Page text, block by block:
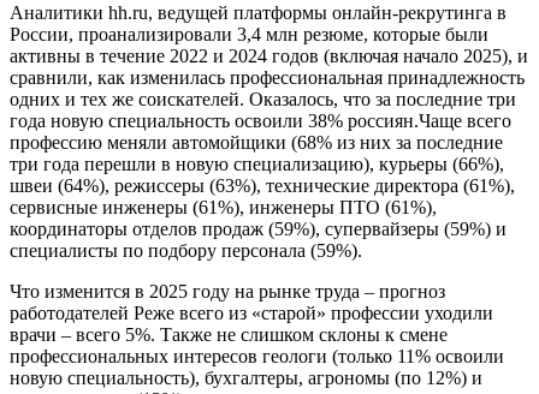
Аналитики hh.ru, ведущей платформы онлайн-рекрутинга в
России, проанализировали 3,4 млн резюме, которые были
активны в течение 2022 и 2024 годов (включая начало 2025), и
сравнили, как изменилась профессиональная принадлежность
одних и тех же соискателей. Оказалось, что за последние три
года новую специальность освоили 38% россиян.Чаще всего
профессию меняли автомойщики (68% из них за последние
три года перешли в новую специализацию), курьеры (66%),
швеи (64%), режиссеры (63%), технические директора (61%),
сервисные инженеры (61%), инженеры ПТО (61%),
координаторы отделов продаж (59%), супервайзеры (59%) и
специалисты по подбору персонала (59%).
Что изменится в 2025 году на рынке труда – прогноз
работодателей Реже всего из «старой» профессии уходили
врачи – всего 5%. Также не слишком склоны к смене
профессиональных интересов геологи (только 11% освоили
новую специальность), бухгалтеры, агрономы (по 12%) и